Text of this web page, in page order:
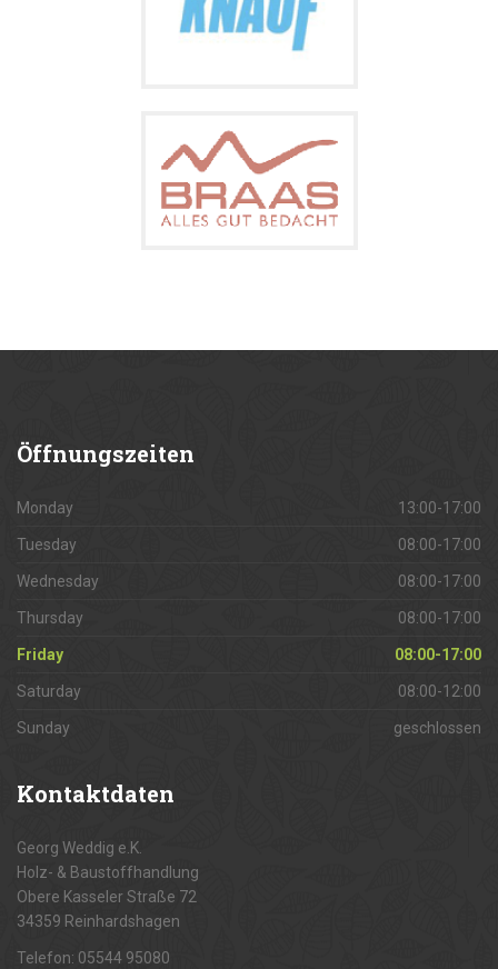
Öffnungszeiten
Monday 13:00-17:00
Tuesday 08:00-17:00
Wednesday 08:00-17:00
Thursday 08:00-17:00
Friday 08:00-17:00
Saturday 08:00-12:00
Sunday geschlossen
Kontaktdaten
Georg Weddig e.K.
Holz- & Baustoffhandlung
Obere Kasseler Straße 72
34359 Reinhardshagen
Telefon: 05544 95080